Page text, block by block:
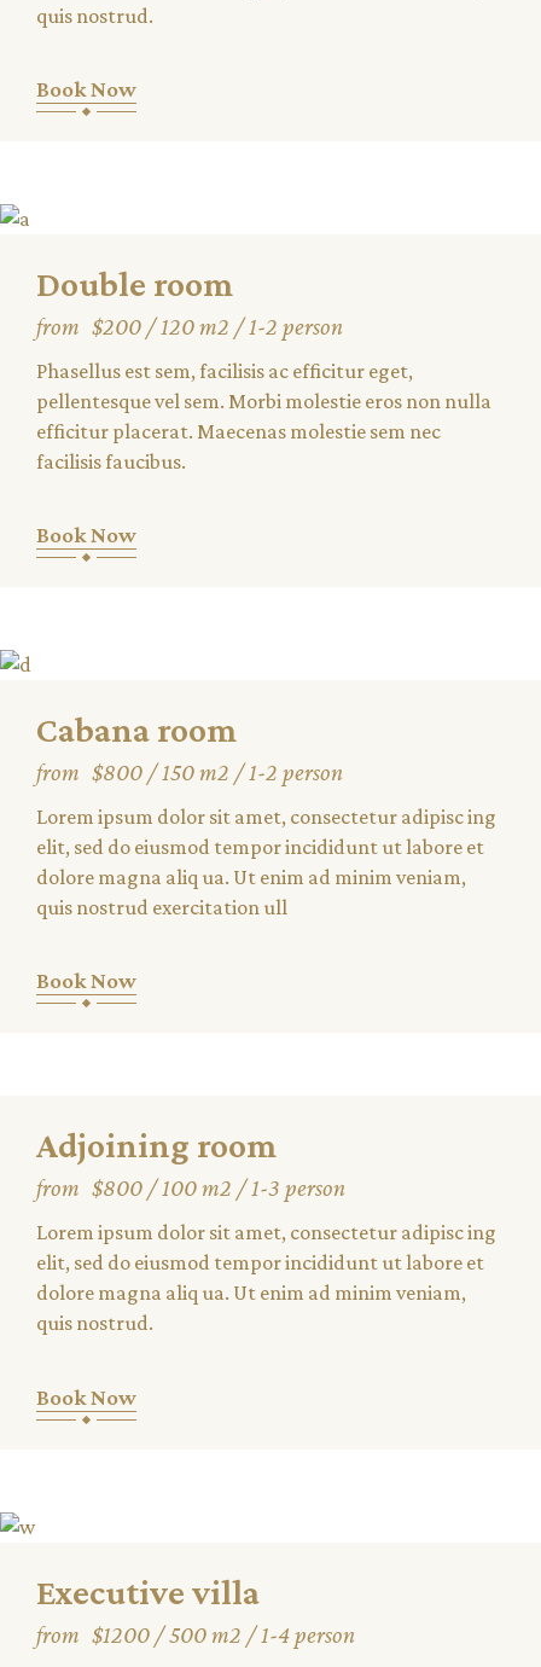
quis nostrud.
Book Now
Double room
from $200 120 m2 1-2 person
Phasellus est sem, facilisis ac efficitur eget,
pellentesque vel sem. Morbi molestie eros non nulla
efficitur placerat. Maecenas molestie sem nec
facilisis faucibus.
Book Now
Cabana room
from $800 150 m2 1-2 person
Lorem ipsum dolor sit amet, consectetur adipisc ing
elit, sed do eiusmod tempor incididunt ut labore et
dolore magna aliq ua. Ut enim ad minim veniam,
quis nostrud exercitation ull
Book Now
Adjoining room
from $800 100 m2 1-3 person
Lorem ipsum dolor sit amet, consectetur adipisc ing
elit, sed do eiusmod tempor incididunt ut labore et
dolore magna aliq ua. Ut enim ad minim veniam,
quis nostrud.
Book Now
Executive villa
from $1200 500 m2 1-4 person